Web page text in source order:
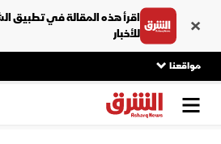
اقرأ هذه المقالة في تطبيق
للأخبار
مواقعنا